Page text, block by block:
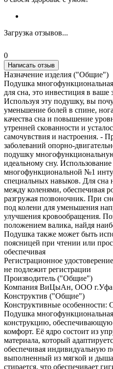
Загрузка отзывов...
0
Написать отзыв
Назначение изделия ("Общие")
Подушка
для сна, это инвестиция в ваше
Используя эту подушку, вы
уменьшение болей в спине,
качества сна и повышение
утренней скованности и
самочувствия и настроения. -
заболеваний опорно-
подушку
идеальному сну.
многофункциональной №1
специальных навыков. Для сна
между коленями, обеспечивая
разгружая позвоночник. При
под колени для уменьшения
улучшения кровообращения.
положением валика, найдя
Подушка также может быть
поясницей при чтении или
обеспечивая
Регистрационное
не подлежит регистрации
Производитель ("Общие")
Компания ВиЦыАн, ООО г.Уфа
Конструктив ("Общие")
Конструктивные особенности:
Подушка
конструкцию,
комфорт. Её ядро состоит из
материала, который
обеспечивая индивидуальную
выполненный из мягкой и
стирается, что обеспечивает